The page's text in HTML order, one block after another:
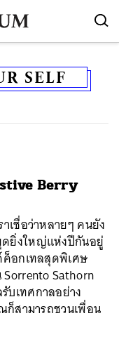
SELF
Berry
เชื่อว่าหลายๆ คนยัง
ยิ่งใหญ่แห่งปีกันอยู่
ค็อกเทลสุดพิเศษ
Sathorn
บเทศกาลอย่าง
ก็สามารถชวนเพื่อน